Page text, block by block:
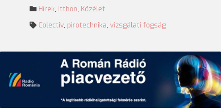
Hírek, Itthon, Közélet
Colectiv, pirotechnika, vizsgálati fogság